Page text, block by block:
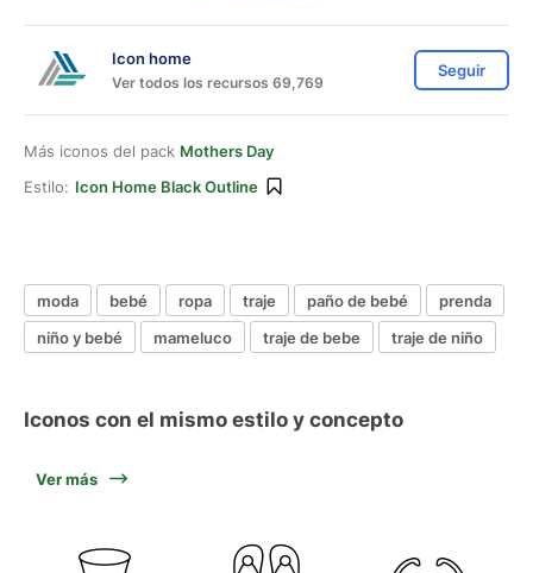
Icon home
Ver todos los recursos 69,769
Seguir
Más iconos del pack Mothers Day
Estilo: Icon Home Black Outline
moda bebé ropa traje paño de bebé
prenda
niño y bebé
mameluco traje de bebe traje de niño
Iconos con el mismo estilo y concepto
Ver más